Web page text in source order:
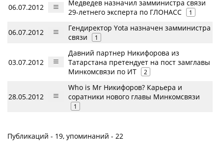
06.07.2012
Медведев назначил замминистра связи
29-летнего эксперта по ГЛОНАСС
1
06.07.2012
Гендиректор Yota назначен замминистра
связи
1
03.07.2012
Давний партнер Никифорова из
Татарстана претендует на пост замглавы
Минкомсвязи по ИТ
2
28.05.2012
Who is Mr Никифоров? Карьера и
соратники нового главы Минкомсвязи
1
Публикаций - 19, упоминаний - 22